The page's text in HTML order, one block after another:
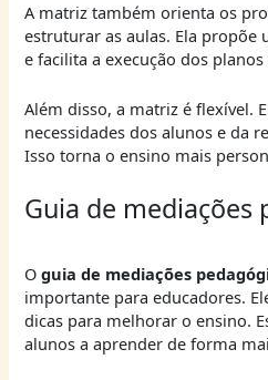
A matriz também orienta os
estruturar as aulas. Ela propõe
e facilita a execução dos
Além disso, a matriz é flexível.
necessidades dos alunos e da
Isso torna o ensino mais
Guia de mediações
Oguia de mediações
importante para educadores.
dicas para melhorar o ensino.
alunos a aprender de forma